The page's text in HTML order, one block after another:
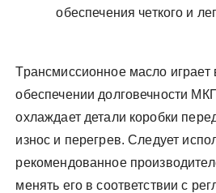
обеспечения четкого и
Трансмиссионное масло
обеспечении долговечности
охлаждает детали коробки
износ и перегрев. Следует
рекомендованное
менять его в соответствии с